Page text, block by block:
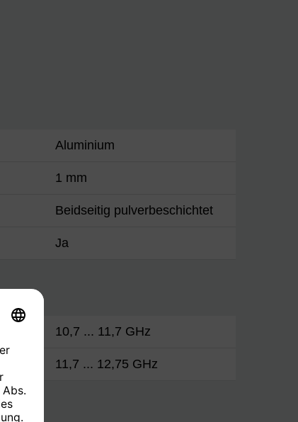
Aluminium
1 mm
Beidseitig pulverbeschichtet
Ja
10,7 ... 11,7 GHz
11,7 ... 12,75 GHz